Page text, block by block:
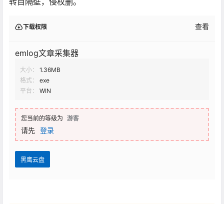
下载权限 查看
emlog文章采集器
大小：
1.36MB
格式：
exe
平台：
WIN
您当前的等级为 游客
请先 登录
黑鹰云盘